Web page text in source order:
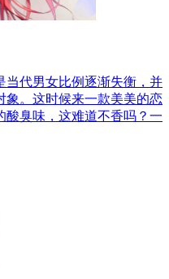
当代男女比例逐渐失衡，并
象。这时候来一款美美的恋
酸臭味，这难道不香吗？一